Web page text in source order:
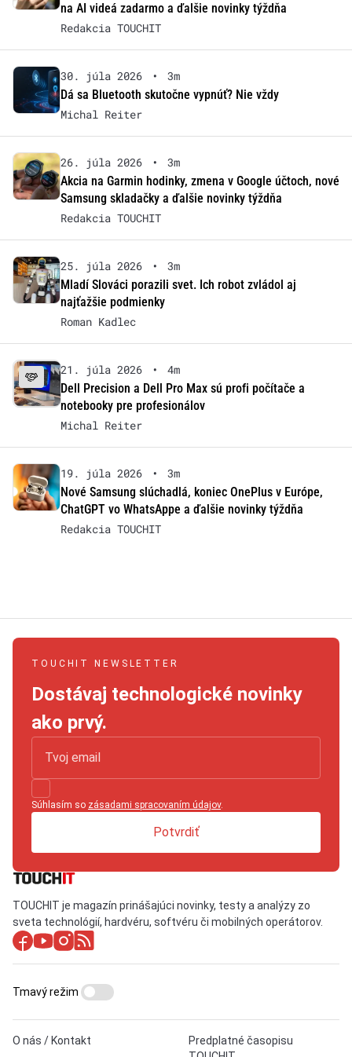
na AI videá zadarmo a ďalšie novinky týždňa
Redakcia TOUCHIT
30. júla 2026 •
3m
Dá sa Bluetooth skutočne vypnúť? Nie vždy
Michal Reiter
26. júla 2026 •
3m
Akcia na Garmin hodinky, zmena v Google účtoch, nové
Samsung skladačky a ďalšie novinky týždňa
Redakcia TOUCHIT
25. júla 2026 •
3m
Mladí Slováci porazili svet. Ich robot zvládol aj
najťažšie podmienky
Roman Kadlec
21. júla 2026 •
4m
Dell Precision a Dell Pro Max sú profi počítače a
notebooky pre profesionálov
Michal Reiter
19. júla 2026 •
3m
Nové Samsung slúchadlá, koniec OnePlus v Európe,
ChatGPT vo WhatsAppe a ďalšie novinky týždňa
Redakcia TOUCHIT
TOUCHIT NEWSLETTER
Dostávaj technologické novinky
ako prvý.
Súhlasím so zásadami spracovaním údajov.
Potvrdiť
TOUCHIT je magazín prinášajúci novinky, testy a analýzy zo
sveta technológií, hardvéru, softvéru či mobilných operátorov.
O nás / Kontakt
Predplatné časopisu
Tmavý režim